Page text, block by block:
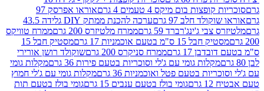
בום מיקס 4 טעמים 4 גרם
אוראו אפרסק 97
חלב 97 גרם
ערכה להכנת ממתק DIY גלידה 43.5
ג'ינג'רברד 59 גרם
ממרח מלטיזרס 200 גרם
ממרח טוויקס
15 ס"מ בטעם אוכמניות 17 גרם
מסטיק חבל 15
17 גרם
ממרח סניקרס 200 גרם
שוקולד רושן אורירי
מקלות גומי עם ג'לי וסוכריות בטעם פירות 36 גרם
מקלות גומי
בטעם פטל ואוכמניות 36 גרם
מקלות גומי עם ג'לי חמוץ
גומי בולז בטעם ענבים 15 גרם
גומי בולז בטעם תות